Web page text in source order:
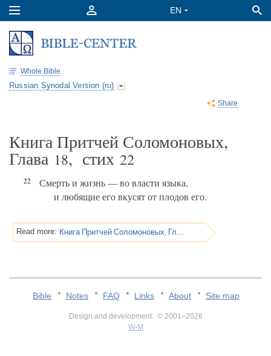
Whole Bible
Russian Synodal Version (ru)
Share
Книга Притчей Соломоновых,
Глава 18, стих 22
22
Смерть и жизнь — во власти языка,
и любящие его вкусят от плодов его.
Read more: Книга Притчей Соломоновых, Глава 18
Bible Notes FAQ Links About Site map
Design and development: © 2001–2026
W-M